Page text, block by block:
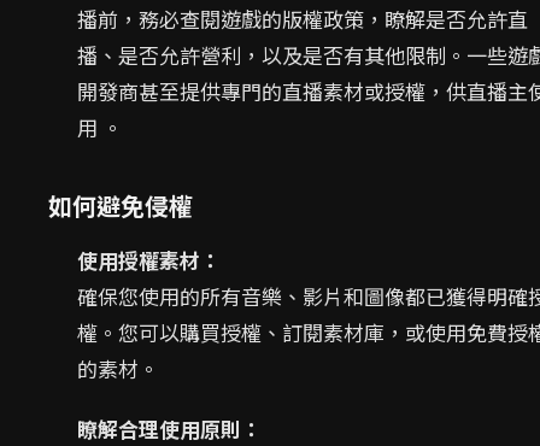
播前，務必查閱遊戲的版權政策，瞭解是否允許直
播、是否允許營利，以及是否有其他限制。一些遊
開發商甚至提供專門的直播素材或授權，供直播主
用 。
如何避免侵權
使用授權素材：
確保您使用的所有音樂、影片和圖像都已獲得明確
權。您可以購買授權、訂閱素材庫，或使用免費授
的素材。
瞭解合理使用原則：